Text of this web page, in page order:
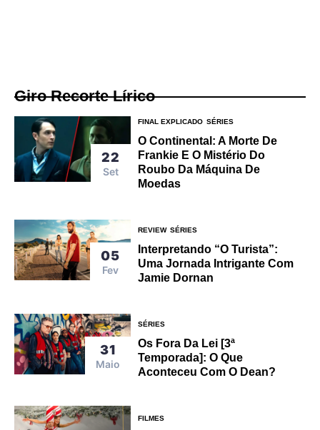
Giro Recorte Lírico
22
Set
FINAL EXPLICADO SÉRIES
O Continental: A Morte De
Frankie E O Mistério Do
Roubo Da Máquina De
Moedas
05
Fev
REVIEW SÉRIES
Interpretando “O Turista”:
Uma Jornada Intrigante Com
Jamie Dornan
31
Maio
SÉRIES
Os Fora Da Lei [3ª
Temporada]: O Que
Aconteceu Com O Dean?
FILMES